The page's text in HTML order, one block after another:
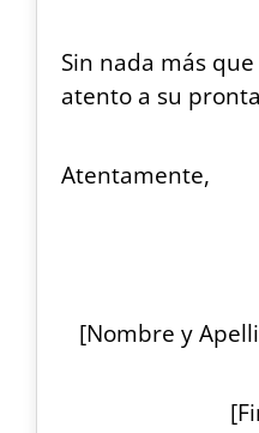
Sin nada más
atento a su
Atentamente,
[Nombre y